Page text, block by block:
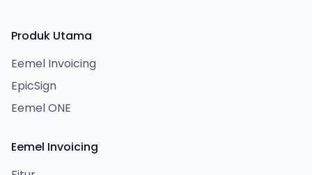
Produk Utama
Eemel Invoicing
EpicSign
Eemel ONE
Eemel Invoicing